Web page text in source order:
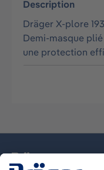
Description
Dräger X-plore
Demi-masque
une protection